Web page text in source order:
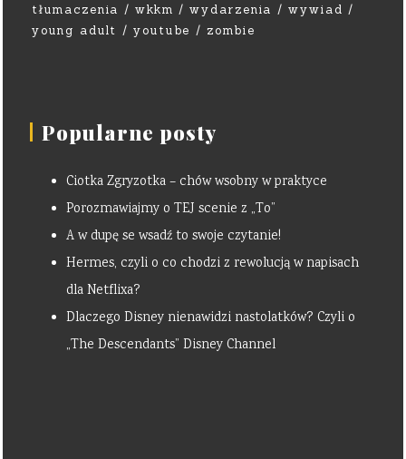
tłumaczenia
wkkm wydarzenia
wywiad
young adult
youtube zombie
Popularne posty
Ciotka Zgryzotka – chów wsobny w praktyce
Porozmawiajmy o TEJ scenie z „To”
A w dupę se wsadź to swoje czytanie!
Hermes, czyli o co chodzi z rewolucją w napisach
dla Netflixa?
Dlaczego Disney nienawidzi nastolatków? Czyli o
„The Descendants” Disney Channel